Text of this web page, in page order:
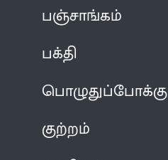
பஞ்சாங்கம்
பக்தி
பொழுதுப்போக்கு
குற்றம்